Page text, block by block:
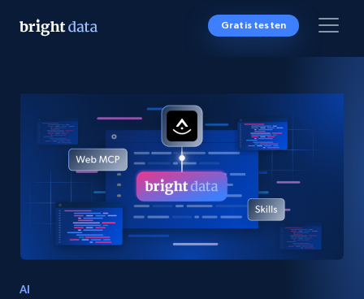
Gratis testen
AI